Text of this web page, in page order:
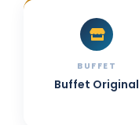
BUFFET
Buffet Original